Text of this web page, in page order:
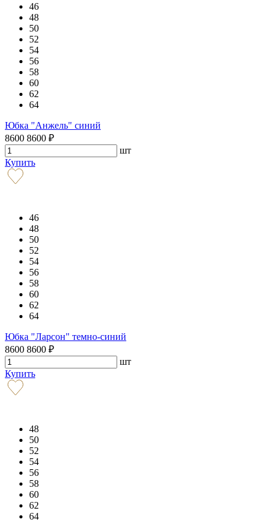
46
48
50
52
54
56
58
60
62
64
Юбка "Анжель" синий
8600 8600 ₽
шт
Купить
46
48
50
52
54
56
58
60
62
64
Юбка "Ларсон" темно-синий
8600 8600 ₽
шт
Купить
48
50
52
54
56
58
60
62
64